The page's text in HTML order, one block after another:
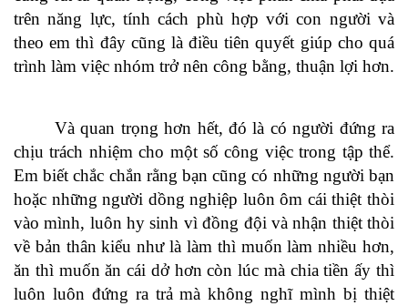
trên năng lực, tính cách phù hợp với con người và
theo em thì đây cũng là điều tiên quyết giúp cho quá
trình làm việc nhóm trở nên công bằng, thuận lợi hơn.
Và quan trọng hơn hết, đó là có người đứng ra
chịu trách nhiệm cho một số công việc trong tập thể.
Em biết chắc chắn rằng bạn cũng có những người bạn
hoặc những người dồng nghiệp luôn ôm cái thiệt thòi
vào mình, luôn hy sinh vì đồng đội và nhận thiệt thòi
về bản thân kiểu như là làm thì muốn làm nhiều hơn,
ăn thì muốn ăn cái dở hơn còn lúc mà chia tiền ấy thì
luôn luôn đứng ra trả mà không nghĩ mình bị thiệt